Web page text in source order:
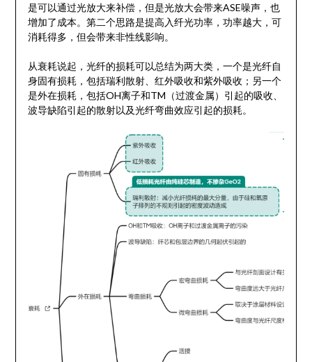
是可以通过光放大来补偿，但是光放大会带来ASE噪声，也
增加了成本。第二个思路是提高入纤光功率，功率越大，可
消耗得多，但会带来非性线影响。
从衰耗说起，光纤的损耗可以总结为两大类，一个是光纤自
身固有损耗，包括瑞利散射、红外吸收和紫外吸收；另一个
是外在损耗，包括OH离子和TM（过渡金属）引起的吸收、
波导缺陷引起的散射以及光纤弯曲效应引起的损耗。